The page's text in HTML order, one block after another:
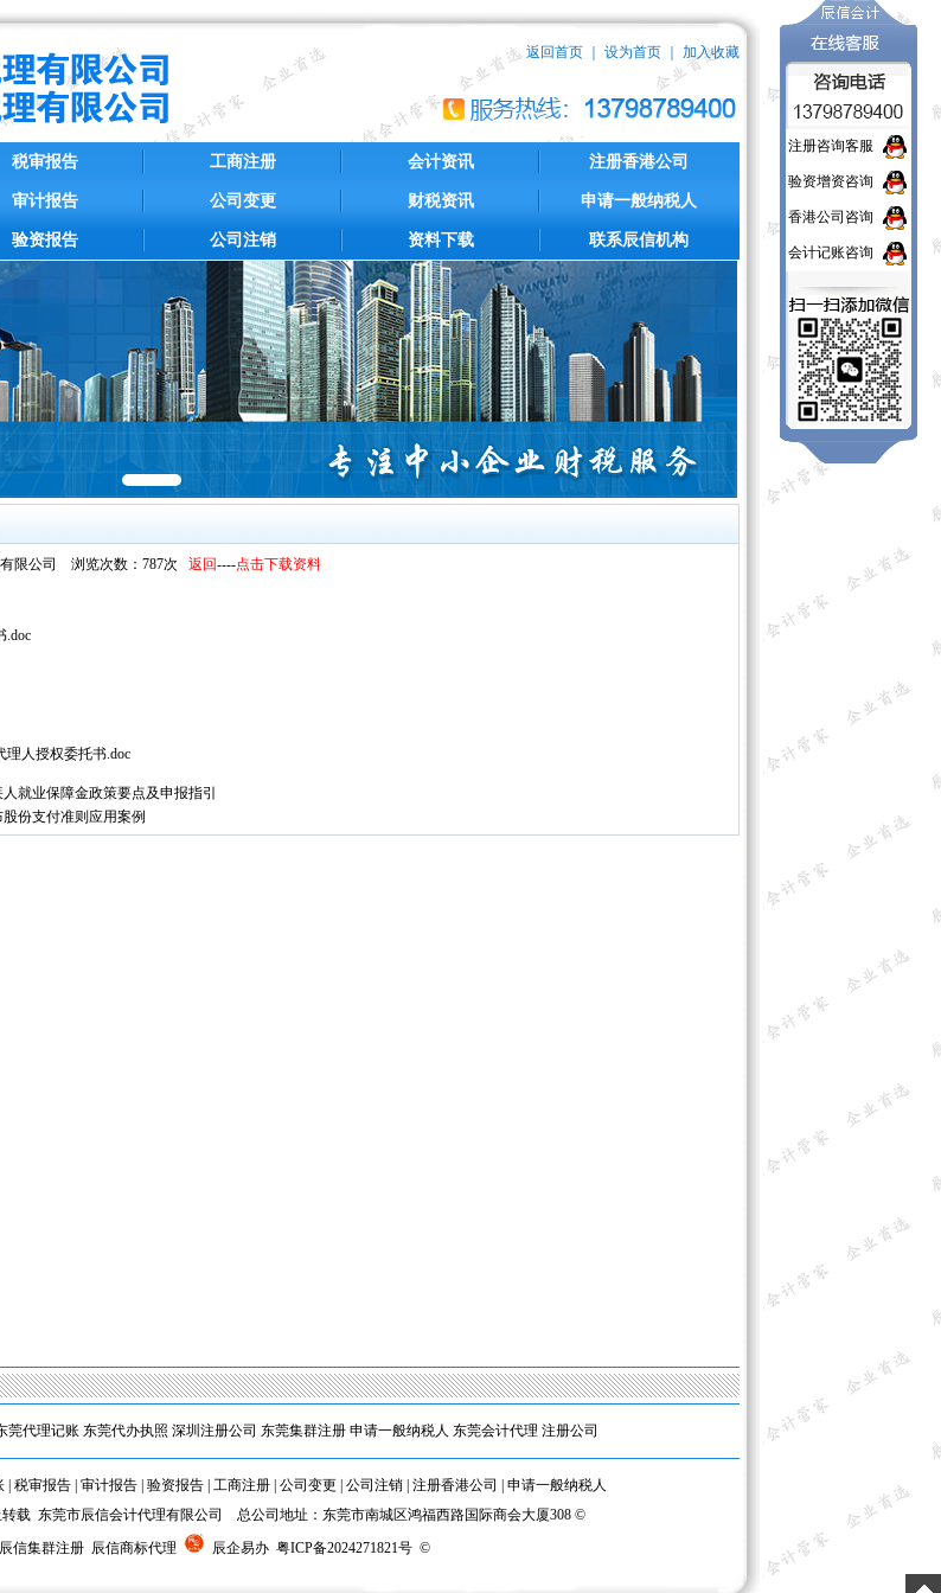
返回首页｜ 设为首页｜ 加入收藏
税审报告
审计报告
验资报告
工商注册
公司变更
公司注销
会计资讯
财税资讯
资料下载
注册香港公司
申请一般纳税人
联系辰信机构
限公司 浏览次数：787次 返回----点击下载资料
.doc
人授权委托书.doc
就业保障金政策要点及申报指引
份支付准则应用案例
莞代理记账 东莞代办执照 深圳注册公司 东莞集群注册 申请一般纳税人 东莞会计代理 注册公司
税审报告 审计报告 验资报告 工商注册 公司变更 公司注销 注册香港公司
申请一般纳税人
载 东莞市辰信会计代理有限公司 总公司地址：东莞市南城区鸿福西路国际商会大厦308 ©
信集群注册 辰信商标代理 辰企易办 粤ICP备2024271821号©
注册咨询客服
验资增资咨询
香港公司咨询
会计记账咨询